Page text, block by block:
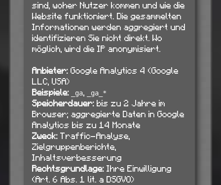
sind, woher Nutzer kommen und wie die
Website funktioniert. Die gesammelten
Informationen werden aggregiert und
identifizieren Sie nicht direkt. Wo
möglich, wird die IP anonymisiert.
Anbieter:Google Analytics 4 (Google
LLC, USA)
Beispiele:
_ga, _ga_*
Speicherdauer:bis zu 2 Jahre im
Browser; aggregierte Daten in Google
Analytics bis zu 14 Monate
Zweck:Traffic-Analyse,
Zielgruppenberichte,
Inhaltsverbesserung
Rechtsgrundlage:Ihre Einwilligung
(Art. 6 Abs. 1 lit. a DSGVO)